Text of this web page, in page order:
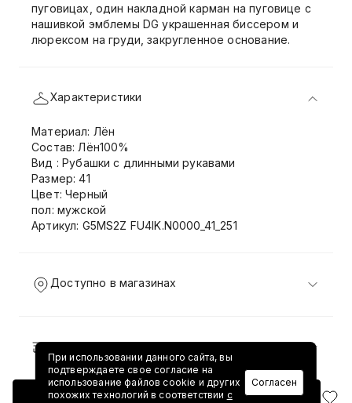
Добавить в корзину
пуговицах, один накладной карман на пуговице с
нашивкой эмблемы DG украшенная биссером и
люрексом на груди, закругленное основание.
Характеристики
Материал: Лён
Состав: Лён100%
Вид : Рубашки с длинными рукавами
Размер: 41
Цвет: Черный
пол: мужской
Артикул: G5MS2Z FU4IK.N0000_41_251
Доступно в магазинах
Доставка и возврат
При использовании данного сайта, вы
подтверждаете свое согласие на
использование файлов cookie и других
похожих технологий в соответствии с
Согласен